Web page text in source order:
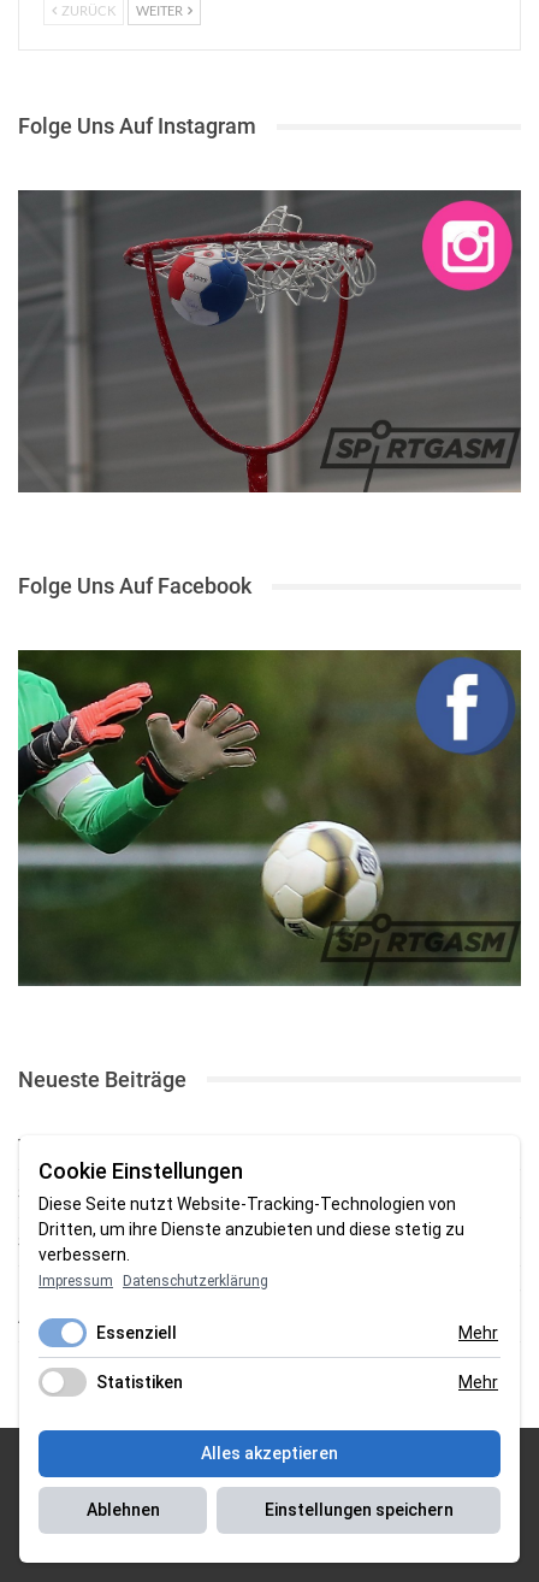
ZURÜCK WEITER
Folge Uns Auf Instagram
Folge Uns Auf Facebook
Neueste Beiträge
TSV gewinnt Testspiel bei Braker Reserve
SV Brake gewinnt erstes Heimspiel mit 2:0
SV Brake feiert 5:2-Auftaktsieg beim Delmenhorster TB
Fehlstart in Oldenburg: 1. FC Nordenham verliert zum Bezirksliga-
Auftakt
Fußball in der Wesermarsch: Die Bilder vom Wochenende
© 2026 Sportgasm . All Rights Reserved.
Unser Team|Impressum Datenschutzerklärung|Magazin Saison
2018/2019|Magazin Saison 2019/2020|Magazin Saison 2020/2021|
Cookie Einstellungen
Diese Seite nutzt Website-Tracking-Technologien von
Dritten, um ihre Dienste anzubieten und diese stetig zu
verbessern.
Impressum Datenschutzerklärung
Essenziell Mehr
Statistiken Mehr
Ablehnen Einstellungen speichern
Alles akzeptieren